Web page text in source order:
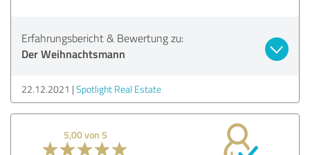
Erfahrungsbericht & Bewertung zu:
Der Weihnachtsmann
22.12.2021 Spotlight Real Estate
5,00 von 5